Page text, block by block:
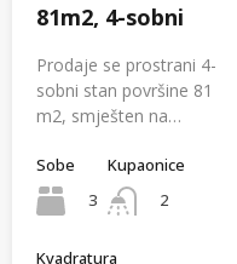
81m2, 4-sobni
Prodaje se prostrani 4-
sobni stan površine 81
m2, smješten na…
Sobe
3
Kupaonice
2
Kvadratura